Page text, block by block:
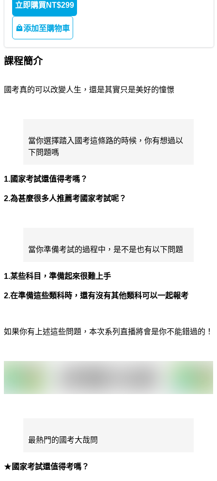
立即購買 NT$299
添加至購物車
課程簡介
國考真的可以改變人生，還是其實只是美好的憧憬
當你選擇踏入國考這條路的時候，你有想過以
下問題嗎
1.國家考試還值得考嗎？
2.為甚麼很多人推薦考國家考試呢？
當你準備考試的過程中，是不是也有以下問題
1.某些科目，準備起來很難上手
2.在準備這些類科時，還有沒有其他類科可以一起報考
如果你有上述這些問題，本次系列直播將會是你不能錯過的！
最熱門的國考大哉問
★ 國家考試還值得考嗎？